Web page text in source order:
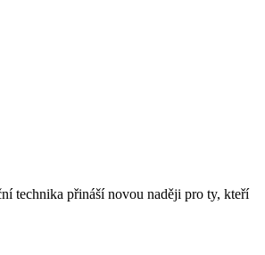
technika přináší novou naději pro ty, kteří